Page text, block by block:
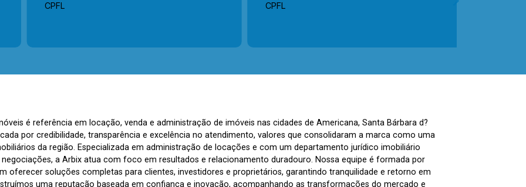
CPFL
CPFL
é referência em locação, venda e administração de imóveis nas cidades de Americana, Santa Bárbara d?
por credibilidade, transparência e excelência no atendimento, valores que consolidaram a marca como uma
da região. Especializada em administração de locações e com um departamento jurídico imobiliário
a Arbix atua com foco em resultados e relacionamento duradouro. Nossa equipe é formada por
oferecer soluções completas para clientes, investidores e proprietários, garantindo tranquilidade e retorno em
uma reputação baseada em confiança e inovação, acompanhando as transformações do mercado e